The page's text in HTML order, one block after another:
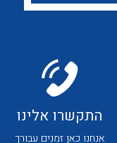
לכל מוצרי היצרן
התקשרו אלינו
אנחנו כאן זמנים עבורך